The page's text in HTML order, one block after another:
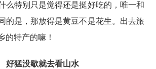
么特别只是觉得还是挺好吃的，唯一和
的是，那放得是黄豆不是花生。出去旅
的特产的嘛！
好猛没歇就去看山水